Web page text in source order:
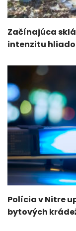
Začínajúca
intenzitu
Polícia v Nitre
bytových